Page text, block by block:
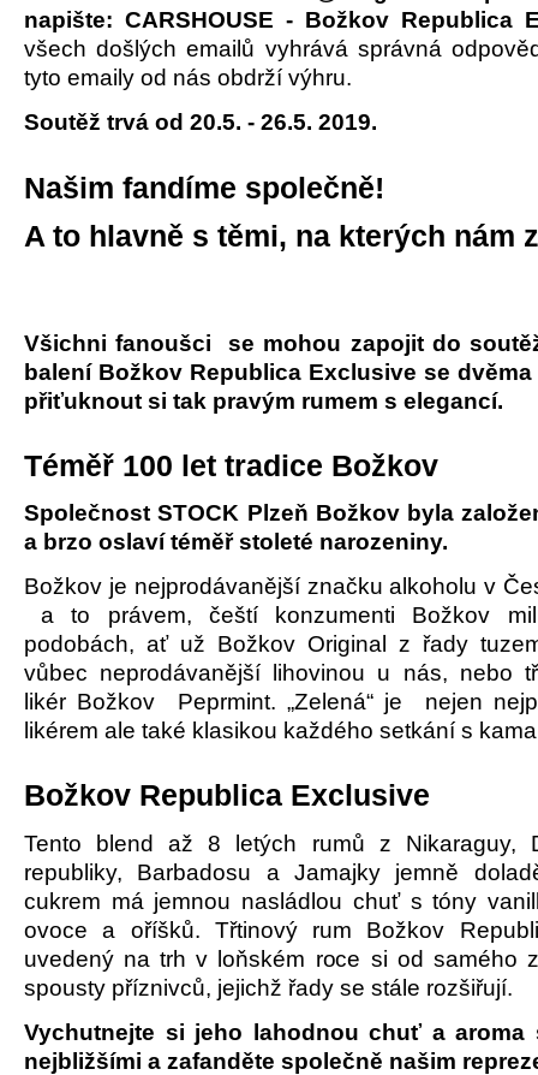
napište: CARSHOUSE - Božkov Republica
všech došlých emailů vyhrává správná
tyto emaily od nás obdrží výhru.
Soutěž trvá od 20.5. - 26.5. 2019.
Našim fandíme společně!
A to hlavně s těmi, na kterých nám
Všichni fanoušci se mohou zapojit do
balení Božkov Republica Exclusive se
přiťuknout si tak pravým rumem s elegancí.
Téměř 100 let tradice Božkov
Společnost STOCK Plzeň Božkov byla
a brzo oslaví téměř stoleté narozeniny.
Božkov je nejprodávanější značku alkoholu v
a to právem, čeští konzumenti Božkov
podobách, ať už Božkov Original z řady
vůbec neprodávanější lihovinou u nás, nebo
likér Božkov Peprmint. „Zelená“ je nejen
likérem ale také klasikou každého setkání s
Božkov Republica Exclusive
Tento blend až 8 letých rumů z Nikaraguy,
republiky, Barbadosu a Jamajky jemně
cukrem má jemnou nasládlou chuť s tóny
ovoce a oříšků. Třtinový rum Božkov
uvedený na trh v loňském roce si od samého
spousty příznivců, jejichž řady se stále rozšiřují.
Vychutnejte si jeho lahodnou chuť a aroma
nejbližšími a zafanděte společně našim